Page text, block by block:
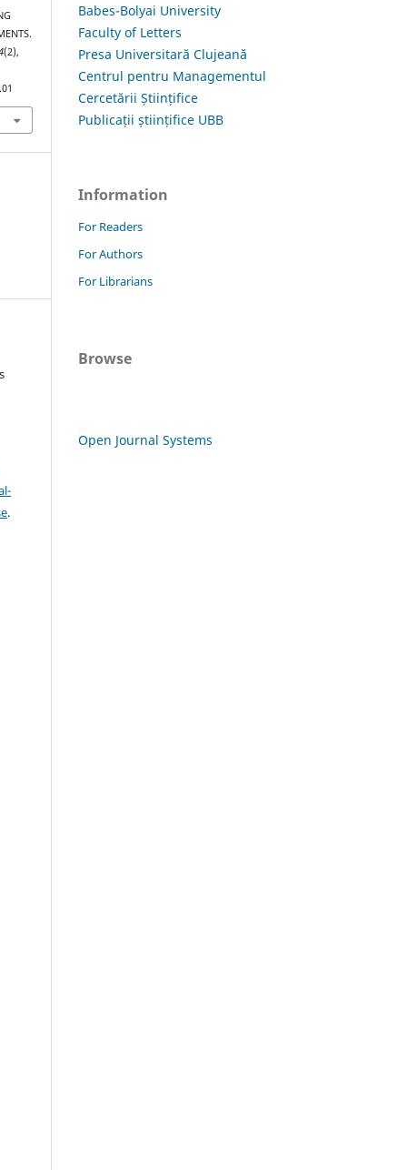
(2),
.
Babes-Bolyai University
Faculty of Letters
Presa Universitară Clujeană
Centrul pentru Managementul
Cercetării Științifice
Publicații științifice UBB
Information
For Readers
For Authors
For Librarians
Browse
Open Journal Systems